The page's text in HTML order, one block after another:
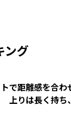
ング
で距離感を合わ
上りは長く持ち